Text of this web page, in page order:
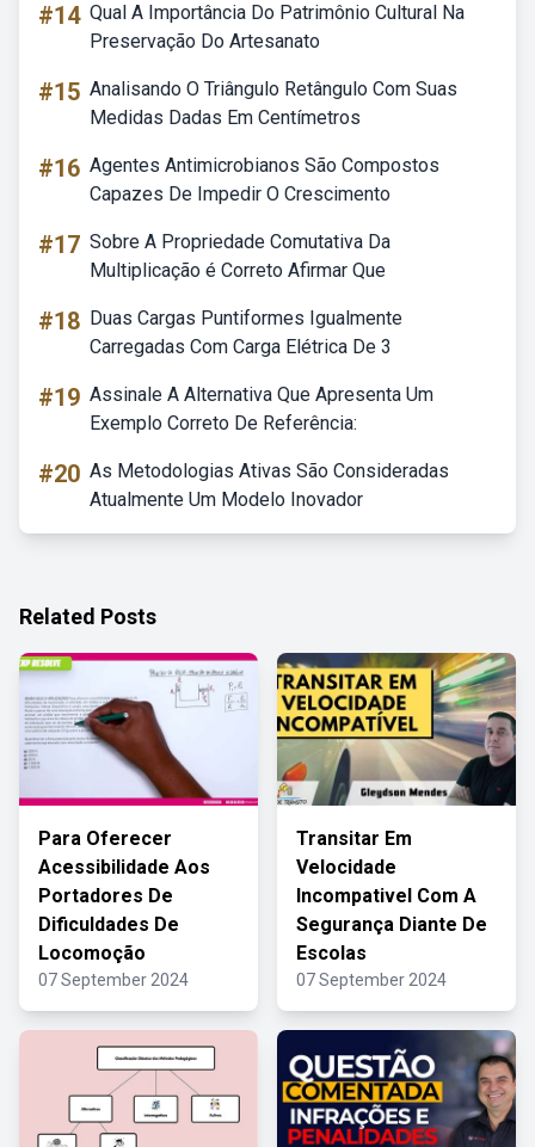
#14 Qual A Importância Do Patrimônio Cultural Na
Preservação Do Artesanato
#15 Analisando O Triângulo Retângulo Com Suas
Medidas Dadas Em Centímetros
#16 Agentes Antimicrobianos São Compostos
Capazes De Impedir O Crescimento
#17 Sobre A Propriedade Comutativa Da
Multiplicação é Correto Afirmar Que
#18 Duas Cargas Puntiformes Igualmente
Carregadas Com Carga Elétrica De 3
#19 Assinale A Alternativa Que Apresenta Um
Exemplo Correto De Referência:
#20 As Metodologias Ativas São Consideradas
Atualmente Um Modelo Inovador
Related Posts
Para Oferecer
Acessibilidade Aos
Portadores De
Dificuldades De
Locomoção
07 September 2024
Transitar Em
Velocidade
Incompativel Com A
Segurança Diante De
Escolas
07 September 2024